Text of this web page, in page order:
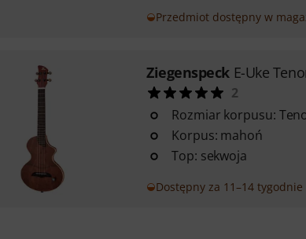
Przedmiot dostępny w
Ziegenspeck E-Uke
2
Rozmiar korpusu:
Korpus: mahoń
Top: sekwoja
Dostępny za 11–14 tygodnie